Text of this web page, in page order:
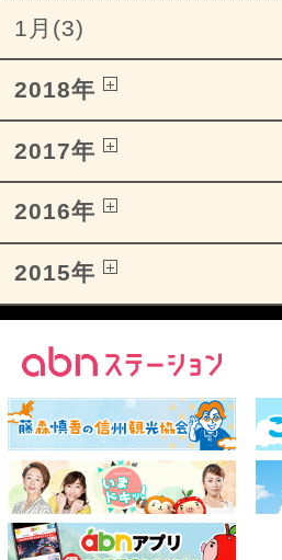
1月(3)
2018年
2017年
2016年
2015年